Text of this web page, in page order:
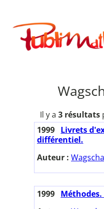
contenu
Publimath
Il y a 3 résultats
1999 Livrets
différentiel.
Auteur :
1999